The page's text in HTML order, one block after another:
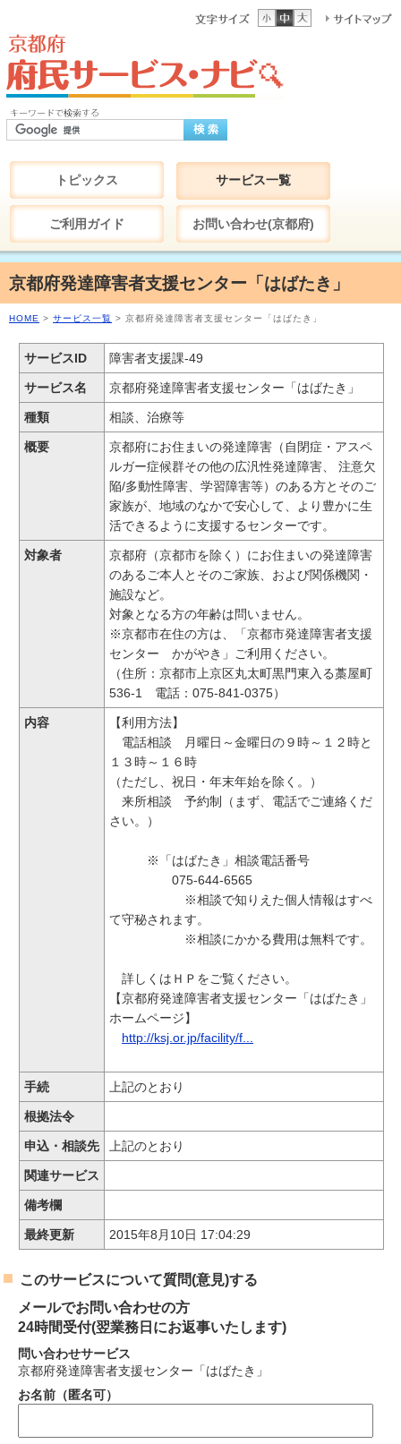
トピックス サービス一覧
ご利用ガイド お問い合わせ(京都府)
京都府発達障害者支援センター「はばたき」
HOME > サービス一覧 > 京都府発達障害者支援センター「はばたき」
サービスID 障害者支援課-49
サービス名 京都府発達障害者支援センター「はばたき」
種類 相談、治療等
概要
京都府にお住まいの発達障害（自閉症・アスペ
ルガー症候群その他の広汎性発達障害、 注意欠
陥/多動性障害、学習障害等）のある方とそのご
家族が、地域のなかで安心して、より豊かに生
活できるように支援するセンターです。
対象者
京都府（京都市を除く）にお住まいの発達障害
のあるご本人とそのご家族、および関係機関・
施設など。
対象となる方の年齢は問いません。
※京都市在住の方は、「京都市発達障害者支援
センター かがやき」ご利用ください。
（住所：京都市上京区丸太町黒門東入る藁屋町
536-1 電話：075-841-0375）
内容
【利用方法】
電話相談 月曜日～金曜日の９時～１２時と
１３時～１６時
（ただし、祝日・年末年始を除く。）
来所相談 予約制（まず、電話でご連絡くだ
さい。）
※「はばたき」相談電話番号
075-644-6565
※相談で知りえた個人情報はすべ
て守秘されます。
※相談にかかる費用は無料です。
詳しくはＨＰをご覧ください。
【京都府発達障害者支援センター「はばたき」
ホームページ】
http://ksj.or.jp/facility/f...
手続 上記のとおり
根拠法令
申込・相談先 上記のとおり
関連サービス
備考欄
最終更新 2015年8月10日 17:04:29
このサービスについて質問(意見)する
メールでお問い合わせの方
24時間受付(翌業務日にお返事いたします)
問い合わせサービス
京都府発達障害者支援センター「はばたき」
お名前（匿名可）